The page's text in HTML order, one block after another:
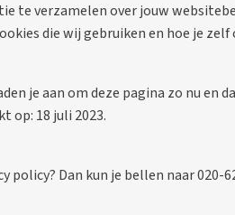
te verzamelen over jouw
die wij gebruiken en hoe je
je aan om deze pagina zo nu
op: 18 juli 2023.
policy? Dan kun je bellen naar 020-